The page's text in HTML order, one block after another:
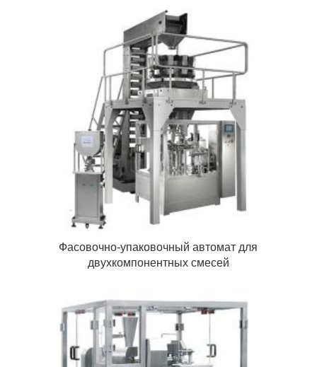
Фасовочно-упаковочный автомат для
двухкомпонентных смесей